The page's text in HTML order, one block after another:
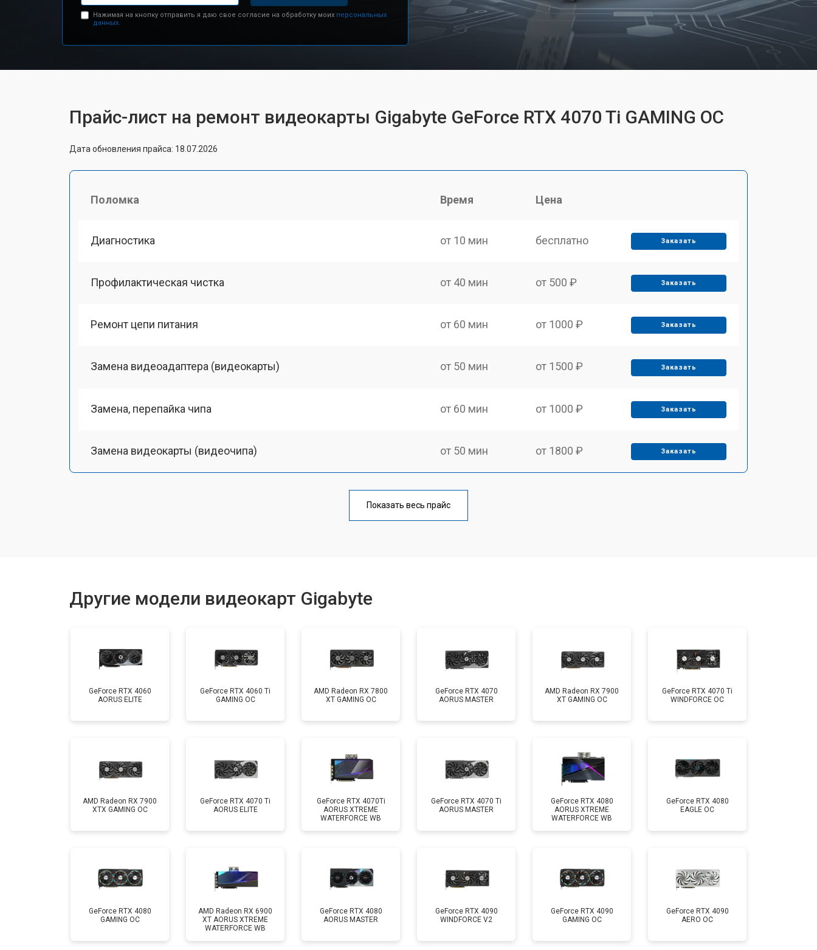
Нажимая на кнопку отправить я даю свое согласие на обработку моих персональных
данных.
Прайс-лист на ремонт видеокарты Gigabyte GeForce RTX 4070 Ti GAMING OC
Дата обновления прайса: 18.07.2026
Поломка Время Цена
Диагностика от 10 мин бесплатно Заказать
Профилактическая чистка от 40 мин от 500 ₽ Заказать
Ремонт цепи питания от 60 мин от 1000 ₽ Заказать
Замена видеоадаптера (видеокарты) от 50 мин от 1500 ₽ Заказать
Замена, перепайка чипа от 60 мин от 1000 ₽ Заказать
Замена видеокарты (видеочипа) от 50 мин от 1800 ₽ Заказать
от 60 мин
Показать весь прайс
Другие модели видеокарт Gigabyte
GeForce RTX 4060
AORUS ELITE
GeForce RTX 4060 Ti
GAMING OC
AMD Radeon RX 7800
XT GAMING OC
GeForce RTX 4070
AORUS MASTER
AMD Radeon RX 7900
XT GAMING OC
GeForce RTX 4070 Ti
WINDFORCE OC
AMD Radeon RX 7900
XTX GAMING OC
GeForce RTX 4070 Ti
AORUS ELITE
GeForce RTX 4070Ti
AORUS XTREME
WATERFORCE WB
GeForce RTX 4070 Ti
AORUS MASTER
GeForce RTX 4080
AORUS XTREME
WATERFORCE WB
GeForce RTX 4080
EAGLE OC
GeForce RTX 4080
GAMING OC
AMD Radeon RX 6900
XT AORUS XTREME
WATERFORCE WB
GeForce RTX 4080
AORUS MASTER
GeForce RTX 4090
WINDFORCE V2
GeForce RTX 4090
GAMING OC
GeForce RTX 4090
AERO OC